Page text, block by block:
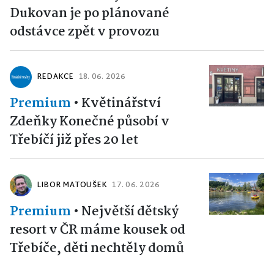
Dukovan je po plánované
odstávce zpět v provozu
REDAKCE 18. 06. 2026
Premium • Květinářství
Zdeňky Konečné působí v
Třebíčí již přes 20 let
LIBOR MATOUŠEK 17. 06. 2026
Premium • Největší dětský
resort v ČR máme kousek od
Třebíče, děti nechtěly domů